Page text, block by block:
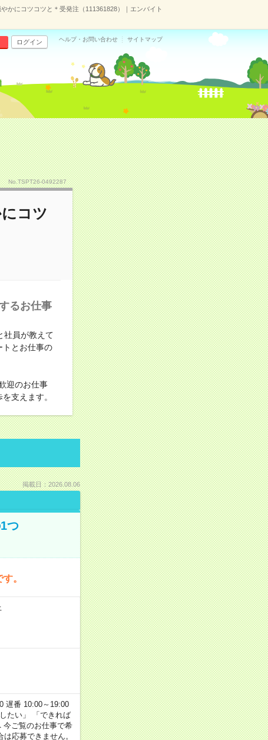
かにコツコツと＊受発注（111361828）｜エンバイト
ログイン ヘルプ・お問い合わせ サイトマップ
No.TSPT26-0492287
コツ
るお仕事
社員が教えて
トとお仕事の
迎のお仕事
支えます。
掲載日：2026.08.06
つ
。
遅番 10:00～19:00
たい」 「できれば
ご覧のお仕事で希
応募できません。